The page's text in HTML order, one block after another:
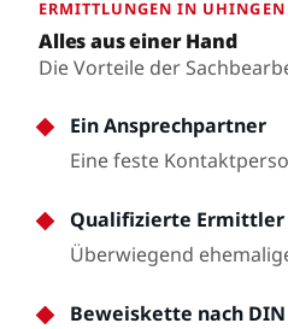
ERMITTLUNGEN IN UHINGEN
Alles aus einer Hand
Die Vorteile der
Ein Ansprechpartner
Eine feste
Qualifizierte Ermittler
Überwiegend
Beweiskette nach DIN